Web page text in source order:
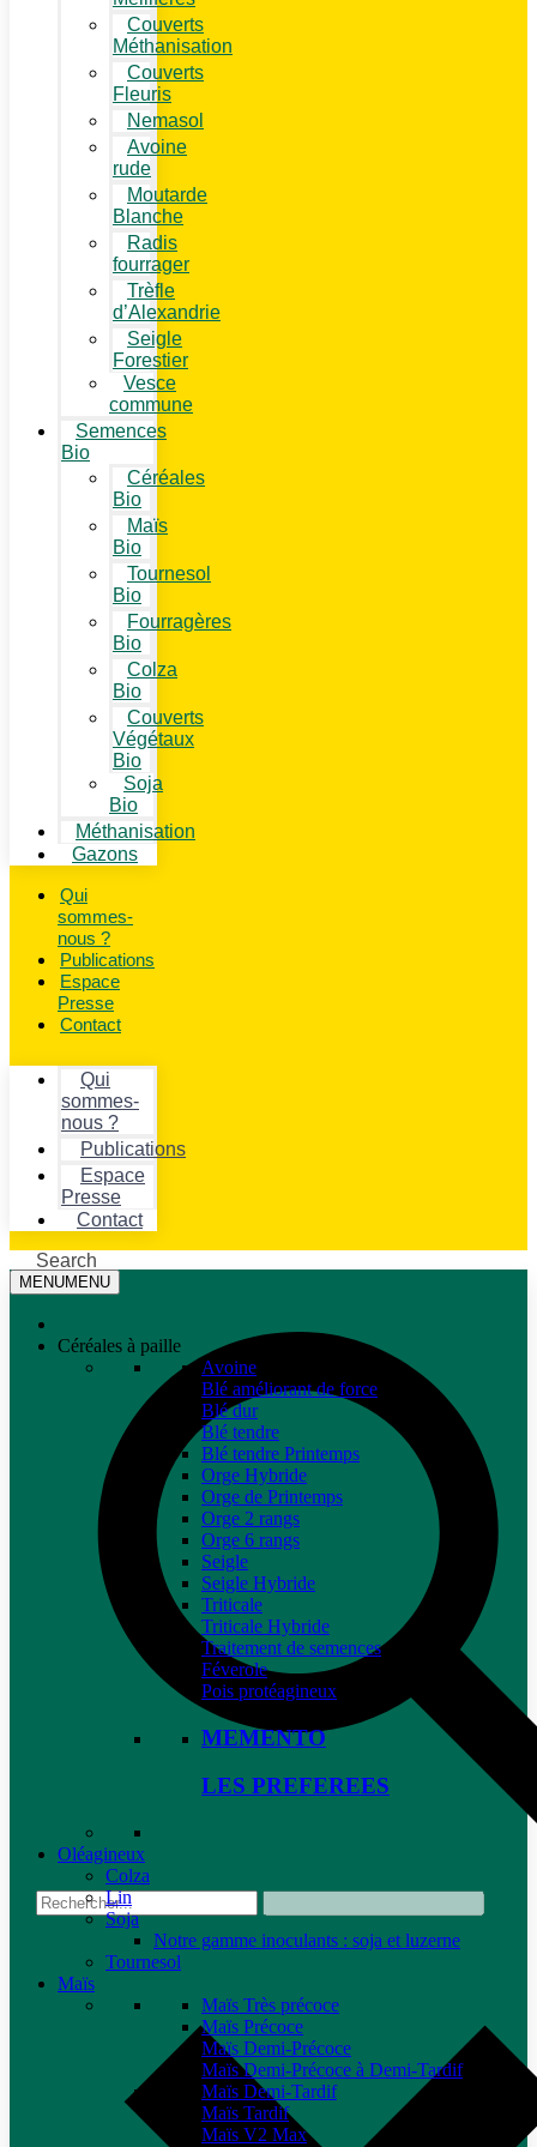
Couverts
Méthanisation
Couverts
Fleuris
Nemasol
Avoine
rude
Moutarde
Blanche
Radis
fourrager
Trèfle
d’Alexandrie
Seigle
Forestier
Vesce
commune
Semences
Bio
Céréales
Bio
Maïs
Bio
Tournesol
Bio
Fourragères
Bio
Colza
Bio
Couverts
Végétaux
Bio
Soja
Bio
Méthanisation
Gazons
Qui
sommes-
nous ?
Publications
Espace
Presse
Contact
Qui
sommes-
nous ?
Publications
Espace
Presse
Contact
Search
MENUMENU
Céréales à paille
Avoine
Blé améliorant de force
Blé dur
Blé tendre
Blé tendre Printemps
Orge Hybride
Orge de Printemps
Orge 2 rangs
Orge 6 rangs
Seigle
Seigle Hybride
Triticale
Triticale Hybride
Traitement de semences
Féverole
Pois protéagineux
MEMENTO
LES PREFEREES
Oléagineux
Colza
Lin
Soja
Notre gamme inoculants : soja et luzerne
Tournesol
Maïs
Maïs Très précoce
Maïs Précoce
Maïs Demi-Précoce
Maïs Demi-Précoce à Demi-Tardif
Maïs Demi-Tardif
Maïs Tardif
Maïs V2 Max